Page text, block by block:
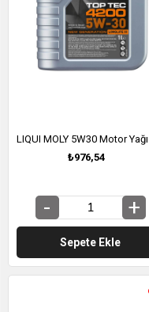
₺976,54
Sepete Ekle